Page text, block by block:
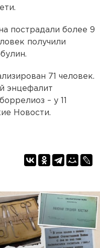
пострадали более 9
получили
71 человек.
энцефалит
– у 11
Новости.